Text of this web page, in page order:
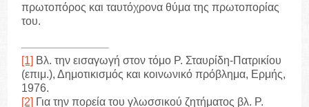
πρωτοπόρος και ταυτόχρονα θύμα της πρωτοπορίας
του.
[1] Βλ. την εισαγωγή στον τόμο Ρ. Σταυρίδη-Πατρικίου
(επιμ.), Δημοτικισμός και κοινωνικό πρόβλημα, Ερμής,
1976.
[2] Για την πορεία του γλωσσικού ζητήματος βλ. Ρ.